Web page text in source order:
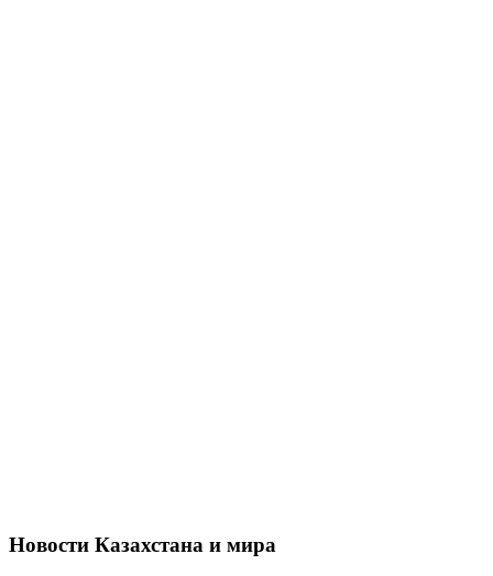
Новости Казахстана и мира